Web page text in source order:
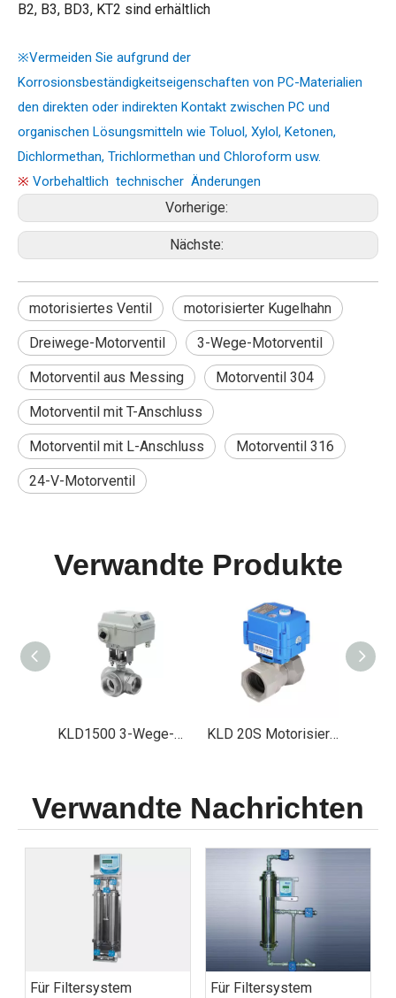
B2, B3, BD3, KT2 sind erhältlich
※Vermeiden Sie aufgrund der
Korrosionsbeständigkeitseigenschaften von PC-Materialien
den direkten oder indirekten Kontakt zwischen PC und
organischen Lösungsmitteln wie Toluol, Xylol, Ketonen,
Dichlormethan, Trichlormethan und Chloroform usw.
※ Vorbehaltlich technischer Änderungen ​
Vorherige:
Nächste:
motorisiertes Ventil motorisierter Kugelhahn
Dreiwege-Motorventil 3-Wege-Motorventil
Motorventil aus Messing Motorventil 304
Motorventil mit T-Anschluss
Motorventil mit L-Anschluss Motorventil 316
24-V-Motorventil
Verwandte Produkte
KLD1500 3-Wege-Motorventil (Edelstahl, 2') KLD 20S Motorisierte Ventil, insbesondere für Ozonsterilisator und CLO2 -Generator
Verwandte Nachrichten
Für Filtersystem Für Filtersystem